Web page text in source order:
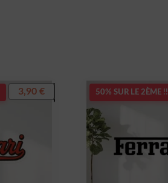
3,90€ 50% SUR LE 2ÈME !!